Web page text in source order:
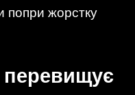
попри жорстку
перевищує